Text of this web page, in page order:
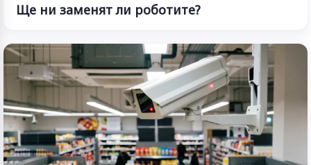
Ще ни заменят ли роботите?